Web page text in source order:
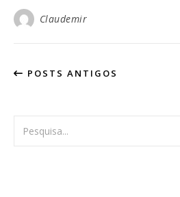
Claudemir
POSTS ANTIGOS